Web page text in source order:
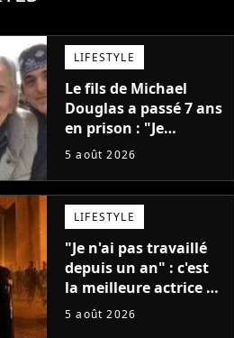
LIFESTYLE
Le fils de Michael
Douglas a passé 7 ans
en prison : "Je
distribuais des joints
5 août 2026
LIFESTYLE
"Je n'ai pas travaillé
depuis un an" : c'est
la meilleure actrice de
L'Odyssée, mais
5 août 2026